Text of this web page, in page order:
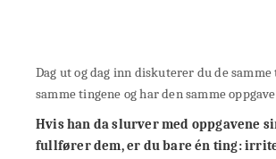
Dag ut og dag inn diskuterer du de samme
samme tingene og har den samme
Hvis han da slurver med oppgavene
fullfører dem, er du bare én ting: